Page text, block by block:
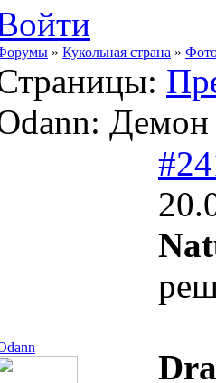
» Кукольная страна »
Демон